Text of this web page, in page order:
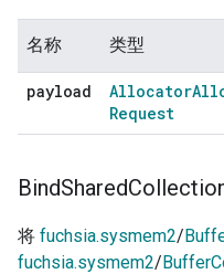
名称 类型
payload Allocator
Request
BindShared
将 fuchsia.sysmem2/
fuchsia.sysmem2/